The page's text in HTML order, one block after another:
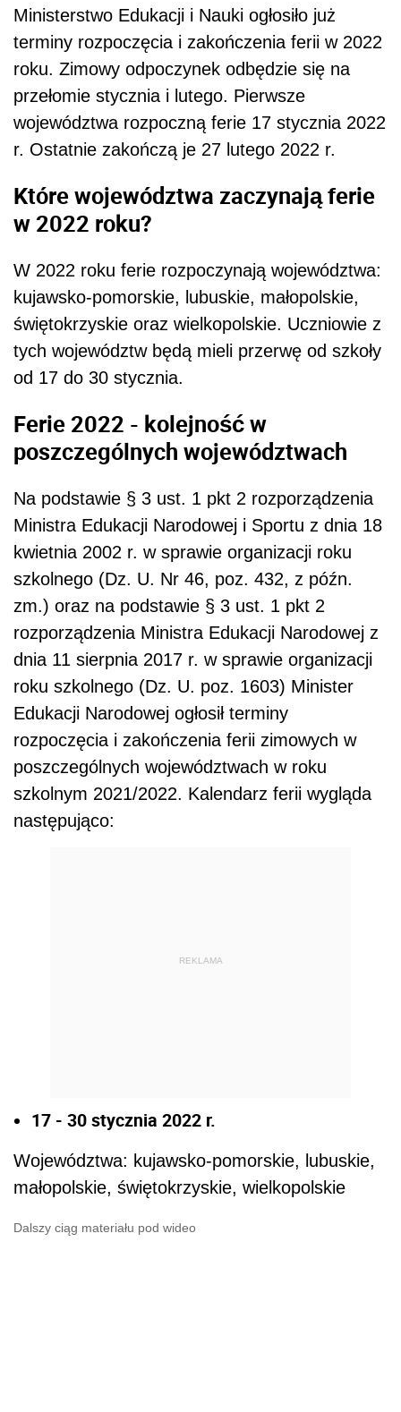
Ministerstwo Edukacji i Nauki ogłosiło już
terminy rozpoczęcia i zakończenia ferii w 2022
roku. Zimowy odpoczynek odbędzie się na
przełomie stycznia i lutego. Pierwsze
województwa rozpoczną ferie 17 stycznia 2022
r. Ostatnie zakończą je 27 lutego 2022 r.
Które województwa zaczynają ferie
w 2022 roku?
W 2022 roku ferie rozpoczynają województwa:
kujawsko-pomorskie, lubuskie, małopolskie,
świętokrzyskie oraz wielkopolskie. Uczniowie z
tych województw będą mieli przerwę od szkoły
od 17 do 30 stycznia.
Ferie 2022 - kolejność w
poszczególnych województwach
Na podstawie § 3 ust. 1 pkt 2 rozporządzenia
Ministra Edukacji Narodowej i Sportu z dnia 18
kwietnia 2002 r. w sprawie organizacji roku
szkolnego (Dz. U. Nr 46, poz. 432, z późn.
zm.) oraz na podstawie § 3 ust. 1 pkt 2
rozporządzenia Ministra Edukacji Narodowej z
dnia 11 sierpnia 2017 r. w sprawie organizacji
roku szkolnego (Dz. U. poz. 1603) Minister
Edukacji Narodowej ogłosił terminy
rozpoczęcia i zakończenia ferii zimowych w
poszczególnych województwach w roku
szkolnym 2021/2022. Kalendarz ferii wygląda
następująco:
REKLAMA
17 - 30 stycznia 2022 r.
Województwa: kujawsko-pomorskie, lubuskie,
małopolskie, świętokrzyskie, wielkopolskie
Dalszy ciąg materiału pod wideo